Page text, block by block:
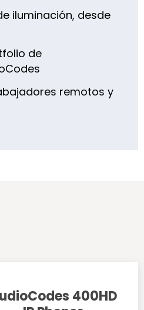
iluminación, desde
de
remotos y
400HD